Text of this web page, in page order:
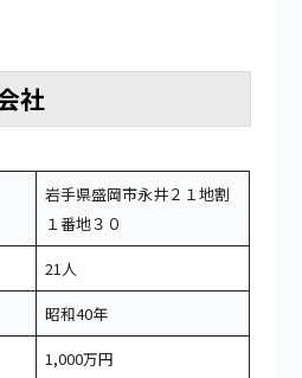
社
岩手県盛岡市永井２１地割
１番地３０
21人
昭和40年
1,000万円